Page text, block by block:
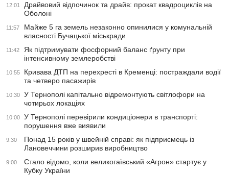
12:01
Драйвовий відпочинок та драйв: прокат квадроциклів на
Оболоні
11:57
Майже 5 га земель незаконно опинилися у комунальній
власності Бучацької міськради
11:42
Як підтримувати фосфорний баланс ґрунту при
інтенсивному землеробстві
10:55
Кривава ДТП на перехресті в Кременці: постраждали водії
та четверо пасажирів
10:30
У Тернополі капітально відремонтують світлофори на
чотирьох локаціях
10:00
У Тернополі перевірили кондиціонери в транспорті:
порушення вже виявили
9:30
Понад 15 років у швейній справі: як підприємець із
Лановеччини розширив виробництво
9:00
Стало відомо, коли великогаївський «Агрон» стартує у
Кубку України